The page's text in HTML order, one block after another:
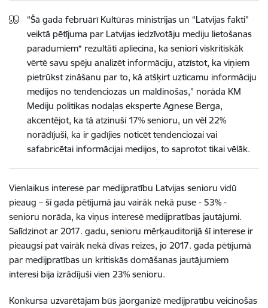
“Šā gada februārī Kultūras ministrijas un “Latvijas fakti”
veiktā pētījuma par Latvijas iedzīvotāju mediju lietošanas
paradumiem* rezultāti apliecina, ka seniori viskritiskāk
vērtē savu spēju analizēt informāciju, atzīstot, ka viņiem
pietrūkst zināšanu par to, kā atšķirt uzticamu informāciju
medijos no tendenciozas un maldinošas,” norāda KM
Mediju politikas nodaļas eksperte Agnese Berga,
akcentējot, ka tā atzinuši 17% senioru, un vēl 22%
norādījuši, ka ir gadījies noticēt tendenciozai vai
safabricētai informācijai medijos, to saprotot tikai vēlāk.
Vienlaikus interese par medijpratību Latvijas senioru vidū
pieaug – šī gada pētījumā jau vairāk nekā puse - 53% -
senioru norāda, ka viņus interesē medijpratības jautājumi.
Salīdzinot ar 2017. gadu, senioru mērķauditorijā šī interese ir
pieaugsi pat vairāk nekā divas reizes, jo 2017. gada pētījumā
par medijpratības un kritiskās domāšanas jautājumiem
interesi bija izrādījuši vien 23% senioru.
Konkursa uzvarētājam būs jāorganizē medijpratību veicinošas